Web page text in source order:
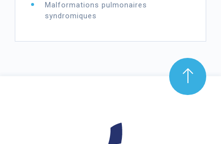
Malformations pulmonaires
syndromiques